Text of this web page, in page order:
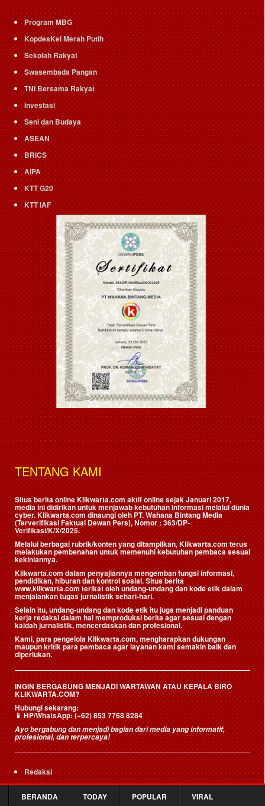
Program MBG
KopdesKel Merah Putih
Sekolah Rakyat
Swasembada Pangan
TNI Bersama Rakyat
Investasi
Seni dan Budaya
ASEAN
BRICS
AIPA
KTT G20
KTT IAF
TENTANG KAMI
Situs berita online Klikwarta.com aktif online sejak Januari 2017,
media ini didirikan untuk menjawab kebutuhan informasi melalui dunia
cyber. Klikwarta.com dinaungi oleh PT. Wahana Bintang Media
(Terverifikasi Faktual Dewan Pers), Nomor : 363/DP-
Verifikasi/K/X/2025.
Melalui berbagai rubrik/konten yang ditampilkan, Klikwarta.com terus
melakukan pembenahan untuk memenuhi kebutuhan pembaca sesuai
kekiniannya.
Klikwarta.com dalam penyajiannya mengemban fungsi informasi,
pendidikan, hiburan dan kontrol sosial. Situs berita
www.klikwarta.com terikat oleh undang-undang dan kode etik dalam
menjalankan tugas jurnalistik sehari-hari.
Selain itu, undang-undang dan kode etik itu juga menjadi panduan
kerja redaksi dalam hal memproduksi berita agar sesuai dengan
kaidah jurnalistik, mencerdaskan dan profesional.
Kami, para pengelola Klikwarta.com, mengharapkan dukungan
maupun kritik para pembaca agar layanan kami semakin baik dan
diperlukan.
INGIN BERGABUNG MENJADI WARTAWAN ATAU KEPALA BIRO
KLIKWARTA.COM?
Hubungi sekarang:
📱HP/WhatsApp:(+62) 853 7768 8284
Ayo bergabung dan menjadi bagian dari media yang informatif,
profesional, dan terpercaya!
Redaksi
Pedoman Pemberitaan Media Siber
BERANDA TODAY POPULAR VIRAL